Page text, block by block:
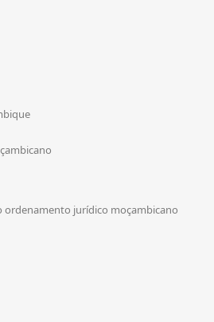
ordenamento jurídico moçambicano